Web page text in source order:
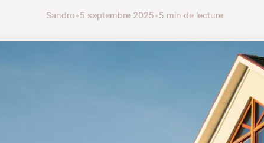
Sandro•5 septembre 2025•5 min de lecture